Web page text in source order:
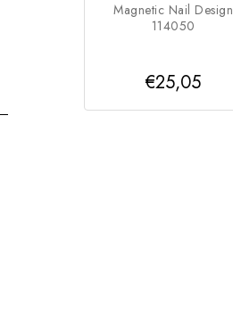
Magnetic Nail Design
114050
€25,05